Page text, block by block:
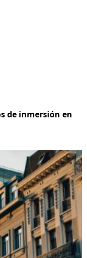
de inmersión en